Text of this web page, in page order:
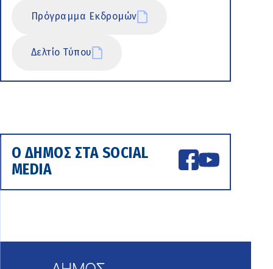
Πρόγραμμα Εκδρομών
Δελτίο Τύπου
Ο ΔΗΜΟΣ ΣΤΑ SOCIAL
MEDIA